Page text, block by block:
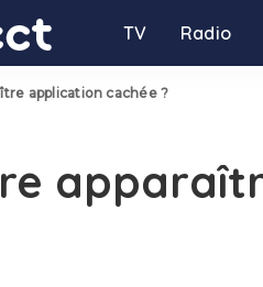
TV Radio
application cachée ?